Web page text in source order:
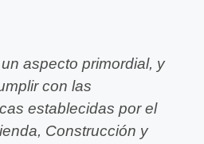
aspecto primordial, y
con las
establecidas por el
Construcción y